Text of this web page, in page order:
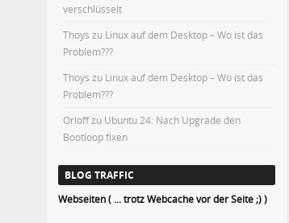
verschlüsselt
Thoys zu Linux auf dem Desktop – Wo ist das
Problem???
Thoys zu Linux auf dem Desktop – Wo ist das
Problem???
Orloffzu Ubuntu 24: Nach Upgrade den
Bootloop fixen
BLOG TRAFFIC
Webseiten ( ... trotz Webcache vor der Seite ;) )